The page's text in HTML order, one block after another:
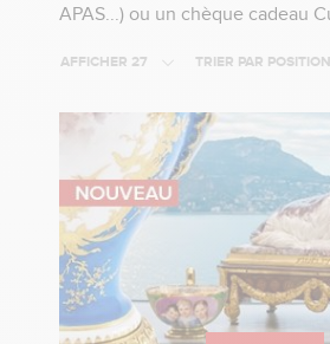
Cliquez
vous
un
billet
(CE,
Tickemaster,
Fnac,
CGOS,
APAS...) ou un chèque cadeau
TRIER PAR POSITION
AFFICHER 27